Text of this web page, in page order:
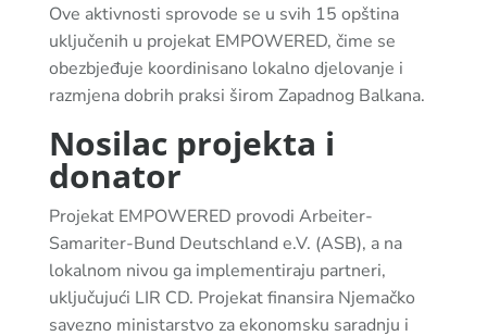
Ove aktivnosti sprovode se u svih 15 opština
uključenih u projekat EMPOWERED, čime se
obezbjeđuje koordinisano lokalno djelovanje i
razmjena dobrih praksi širom Zapadnog Balkana.
Nosilac projekta i
donator
Projekat EMPOWERED provodi Arbeiter-
Samariter-Bund Deutschland e.V. (ASB), a na
lokalnom nivou ga implementiraju partneri,
uključujući LIR CD. Projekat finansira Njemačko
savezno ministarstvo za ekonomsku saradnju i